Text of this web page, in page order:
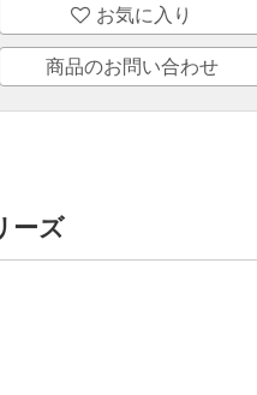
お気に入り
商品のお問い合わせ
ーズ